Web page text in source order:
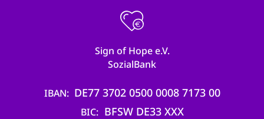
Sign of Hope e.V.
SozialBank
IBAN DE77 3702 0500 0008 7173 00
BIC BFSW DE33 XXX